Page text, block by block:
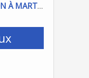
SOLENNITÉ DE L'ASSOMPTION À MARTIGUES ET PORT DE BOUC